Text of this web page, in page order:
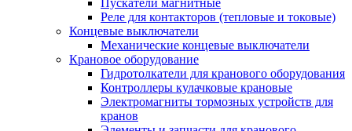
Пускатели магнитные
Реле для контакторов (тепловые и токовые)
Концевые выключатели
Механические концевые выключатели
Крановое оборудование
Гидротолкатели для кранового оборудования
Контроллеры кулачковые крановые
Электромагниты тормозных устройств для
кранов